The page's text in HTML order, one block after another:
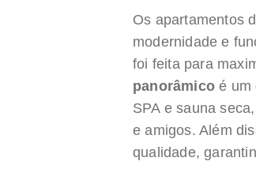
Os apartamentos
modernidade e
foi feita para
panorâmico é um
SPA e sauna
e amigos. Além
qualidade,